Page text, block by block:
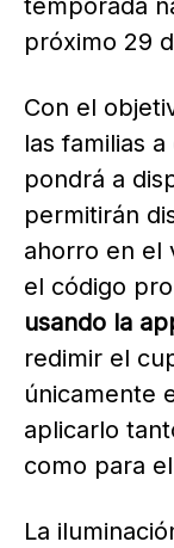
temporada
próximo 29
Con el
las familias
pondrá a
permitirán
ahorro en el
el código
usando la
redimir el
únicamente
aplicarlo
como para
La